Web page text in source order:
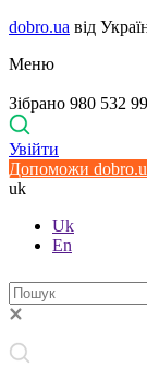
dobro.ua від
Меню
Зібрано 980 532
Увійти
Допоможи
uk
Uk
En